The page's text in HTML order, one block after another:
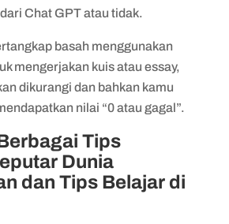
Chat GPT atau tidak.
basah menggunakan
mengerjakan kuis atau essay,
dikurangi dan bahkan kamu
nilai “0 atau gagal”.
Tips
Dunia
dan Tips Belajar di